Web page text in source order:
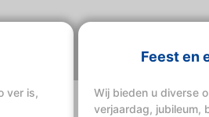
ver is,
Feest en
Wij bieden u diverse
verjaardag, jubileum,